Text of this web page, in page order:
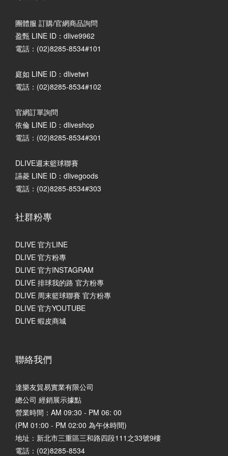
團體服 訂購/官網商品詢問
盈甄 LINE ID：dlive9962
電話：(02)8285-8534#101
庭如 LINE ID：dlivetw1
電話：(02)8285-8534#102
官網訂單詢問
依倫 LINE ID：dliveshop
電話：(02)8285-8534#301
DLIVE週末籃球聯賽
讌菱 LINE ID：dlivegoods
電話：(02)8285-8534#303
社群粉專
DLIVE 官方LINE
DLIVE 官方粉專
DLIVE 官方INSTAGRAM
DLIVE 排球我的路 官方粉專
DLIVE 周末籃球聯賽 官方粉專
DLIVE 官方YOUTUBE
DLIVE 蝦皮商城
聯絡我們
達樂友貿易實業有限公司
總公司 經銷展示據點
營業時間：AM 09:30 - PM 06: 00
(PM 01:00 - PM 02:00 為午休時間)
地址： 新北市三重區三和路四段111之33號9樓
電話：(02)8285-8534